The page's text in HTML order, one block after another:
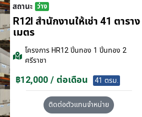
สถานะ ว่าง
R12I สำนักงานให้เช่า 41 ตาราง
เมตร
โครงการHR12 ปิ่นทอง 1 ปิ่นทอง 2
ศรีราชา
฿12,000 / ต่อเดือน 41 ตรม.
ติดต่อตัวแทนจำหน่าย